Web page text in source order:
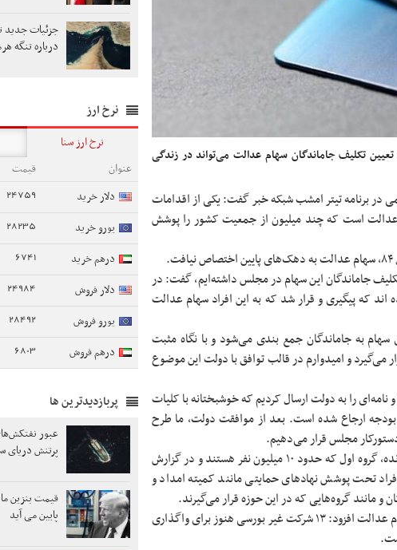
تکلیف جاماندگان سهام عدالت می‌تواند در زندگی
در برنامه تیتر امشب شبکه خبر گفت: یکی از اقدامات
است که چند میلیون از جمعیت کشور را پوشش
جاماندگان این سهام در مجلس داشته‌ایم، گفت: در
که پیگیری و قرار شد که به این افراد سهام عدالت
سهام به جاماندگان جمع بندی می‌شود و با نگاه مثبت
می‌گیرد و امیدوارم در قالب توافق با دولت این موضوع
نامه‌ای را به دولت ارسال کردیم که خوشبختانه با کلیات
ارجاع شده است. بعد از موافقت دولت، ما طرح
مجلس قرار می‌دهیم.
محمدرضا پورابراهیمی گفت: از ۲۰ میلیون نفر جا مانده، گروه اول که حدود ۱۰ میلیون نفر هستند و در گزارش
تحت پوشش نهاد‌های حمایتی مانند کمیته امداد و
و مانند گروه‌هایی که در این حوزه قرار می‌گیرند.
وی با اشاره به برخی مشکلات و تخلفات در مسیر سهام عدالت افزود: ۱۳ شرکت غیر بورسی هنوز برای واگذاری
جزئیات جدید
درباره تنگه
نرخ ارز
نرخ ارز سنا
عنوان
قیمت
دلار خرید
24759
یورو خرید 28235
درهم خرید 6741
دلار فروش 24984
یورو فروش 28492
درهم فروش 6803
پربازدیدترین ها
عبور
پرتنش دریای
قیمت بنزین
پایین می آید